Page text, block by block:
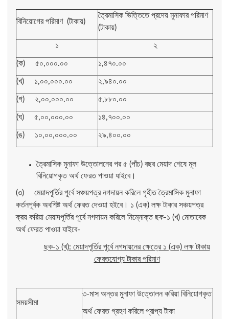
বিনিয়োগের পরিমাণ (টাকায়)
ত্রৈমাসিক ভিত্তিতে প্রদেয় মুনাফার পরিমাণ
(টাকায়)
১ ২
(ক) ৫০,০০০.০০ ১,৪৭০.০০
(খ) ১,০০,০০০.০০ ২,৯৪০.০০
(গ) ২,০০,০০০.০০ ৫,৮৮০.০০
(ঘ) ৫,০০,০০০.০০ ১৪,৭০০.০০
(ঙ) ১০,০০,০০০.০০ ২৯,৪০০.০০
ত্রৈমাসিক মুনাফা উত্তোলনের পর ৫ (পাঁচ) বছর মেয়াদ শেষে মূল
বিনিয়োগকৃত অর্থ ফেরত পাওয়া যাইবে।
(৩) মেয়াদপূর্তির পূর্বে সঞ্চয়পত্র নগদায়ন করিলে গৃহীত ত্রৈমাসিক মুনাফা
কর্তনপূর্বক অবশিষ্ট অর্থ ফেরত দেওয়া হইবে। ১ (এক) লক্ষ টাকার সঞ্চয়পত্র
ক্রয় করিয়া মেয়াদপূর্তির পূর্বে নগদায়ন করিলে নিম্নোক্ত ছক-১ (খ) মোতাবেক
অর্থ ফেরত পাওয়া যাইবে-
ছক-১ (খ): মেয়াদপূর্তির পূর্বে নগদায়নের ক্ষেত্রে ১ (এক) লক্ষ টাকায়
ফেরতযোগ্য টাকার পরিমাণ
সময়সীমা
৩-মাস অন্তর মুনাফা উত্তোলন করিয়া বিনিয়োগকৃত
অর্থ ফেরত গ্রহণ করিলে প্রাপ্য টাকা